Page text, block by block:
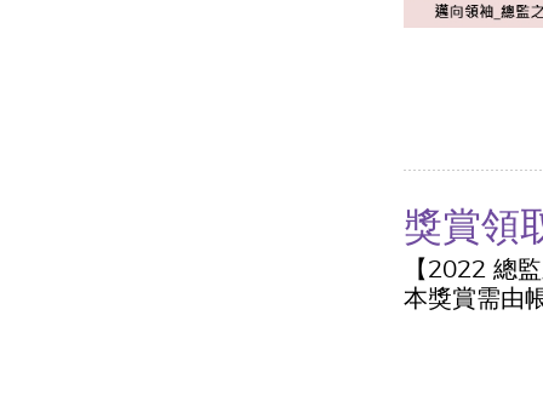
獎賞領
【2022 總
本獎賞需由